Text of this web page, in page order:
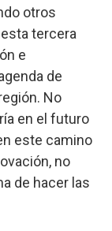
otros
tercera
e
de
No
en el futuro
este camino
no
de hacer las